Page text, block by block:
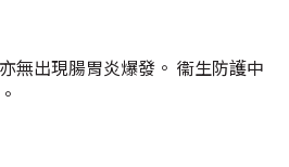
無出現腸胃炎爆發。 衞生防護中